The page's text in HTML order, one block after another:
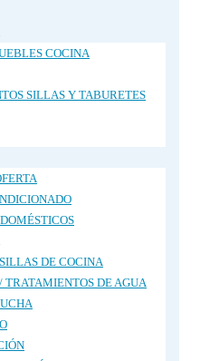
COCINA
SILLAS Y TABURETES
DE COCINA
TRATAMIENTOS DE AGUA